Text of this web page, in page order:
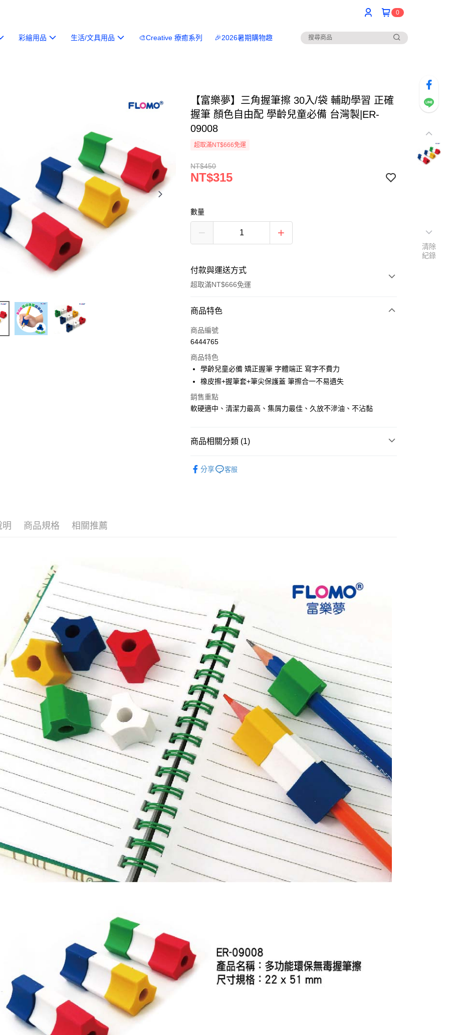
0
彩繪用品 生活/文具用品 🎨Creative 療癒系列 🎉2026暑期購物趣
【富樂夢】三角握筆擦 30入/袋 輔助學習 正確
握筆 顏色自由配 學齡兒童必備 台灣製|ER-
09008
超取滿NT$666免運
NT$450
NT$315
數量
付款與運送方式
超取滿NT$666免運
付款方式
信用卡一次付款
LINE Pay
Apple Pay
街口支付
AFTEE先享後付
AFTEE先享後付是「在收到商品之後才付款」的支付方式。 讓您購物簡單
絡購買商品的店家。未經商家同意取消之訂單仍視為有效，需透過AFTEE
※ 交易是否成功請以「AFTEE先享後付 」之結帳頁面顯示為準，若有關於
是否繳費成功／繳費後需取消欲退款等相關疑問，請聯繫「AFTEE先享後
付客戶支援中心」https://netprotections.freshdesk.com/support/home
【注意事項】
１．透過由恩沛科技股份有限公司提供之「AFTEE先享後付」服務完成之
交易，需依本服務之必要範圍內提供個人資料，並將交易相關給付款項請
求債權轉讓予恩沛科技股份有限公司。
２．關於個人資料處理事宜，請瀏覽以下網址：
https://aftee.tw/terms/#terms3
３．未成年的使用者請事先徵得法定代理人或監護人之同意方可使用
「AFTEE先享後付」，若未經同意申辦者引起之損失，本公司不負相關責
任。
４．使用「AFTEE先享後付」時，將依據個別帳號之用戶狀況，依本公司
即時審查核予不同之上限額度；若仍有額度不足之情形，本公司將視審查
結果請求用戶進行身份認證。
５．嚴禁一人註冊多個帳號或使用他人資訊註冊。若發現惡意使用之情
形，恩沛科技股份有限公司將有權停止該用戶之使用額度並採取法律行
ATM付款
每筆NT$80，滿NT$666(含以上)免運費
離島宅配
每筆NT$280
商品特色
商品編號
6444765
商品特色
學齡兒童必備 矯正握筆 字體端正 寫字不費力
橡皮擦+握筆套+筆尖保護蓋 筆擦合一不易遺失
銷售重點
軟硬適中、清潔力最高、集屑力最佳、久放不滲油、不沾黏
商品相關分類 (1)
分享
客服
明 商品規格 相關推薦
清除
紀錄